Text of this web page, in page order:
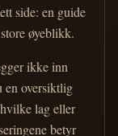
side: en guide
øyeblikk.
ikke inn
en oversiktlig
lag eller
betyr